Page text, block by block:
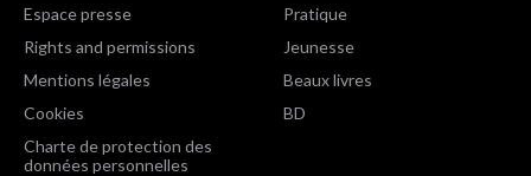
Espace presse
Rights and permissions
Mentions légales
Cookies
Charte de protection des
données personnelles
Pratique
Jeunesse
Beaux livres
BD